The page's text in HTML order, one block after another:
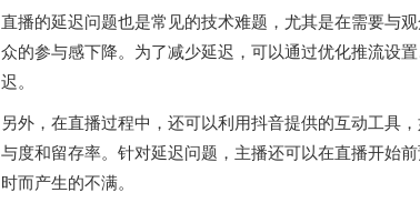
直播的延迟问题也是常见的技术难题，尤其是在需要与
众的参与感下降。为了减少延迟，可以通过优化推流设
迟。
另外，在直播过程中，还可以利用抖音提供的互动工具
与度和留存率。针对延迟问题，主播还可以在直播开始
时而产生的不满。